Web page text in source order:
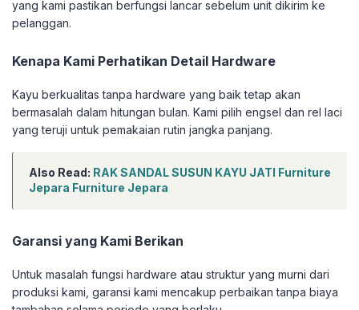
yang kami pastikan berfungsi lancar sebelum unit dikirim ke
pelanggan.
Kenapa Kami Perhatikan Detail Hardware
Kayu berkualitas tanpa hardware yang baik tetap akan
bermasalah dalam hitungan bulan. Kami pilih engsel dan rel laci
yang teruji untuk pemakaian rutin jangka panjang.
Also Read: RAK SANDAL SUSUN KAYU JATI Furniture
Jepara Furniture Jepara
Garansi yang Kami Berikan
Untuk masalah fungsi hardware atau struktur yang murni dari
produksi kami, garansi kami mencakup perbaikan tanpa biaya